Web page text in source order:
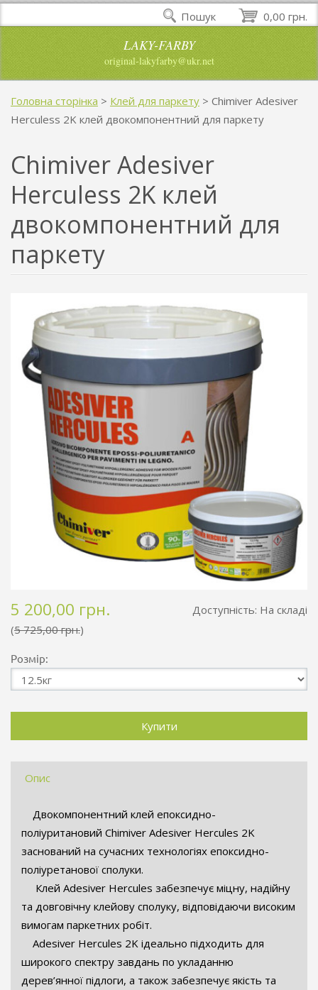
LAKY-FARBY
original-lakyfarby@ukr.net
Головна сторінка > Клей для паркету > Chimiver Adesiver
Herculess 2K клей двокомпонентний для паркету
Chimiver Adesiver
Herculess 2K клей
двокомпонентний для
паркету
Доступність: На складі
5 200,00 грн.
5 725,00 грн.
Розмір:
Опис
Двокомпонентний клей епоксидно-
поліуритановий Chimiver Adesiver Hercules 2K
заснований на сучасних технологіях епоксидно-
поліуретанової сполуки.
Клей Adesiver Hercules забезпечує міцну, надійну
та довговічну клейову сполуку, відповідаючи високим
вимогам паркетних робіт.
Adesiver Hercules 2K ідеально підходить для
широкого спектру завдань по укладанню
дерев’янної підлоги, а також забезпечує якість та
0,00 грн.
Пошук